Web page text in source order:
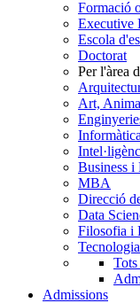
Formació
Executive
Escola
Doctorat
Per l'àrea
Art,
Informàtica
Business i
MBA
Direcció
Data
Filosofia i
Tots
Admissions